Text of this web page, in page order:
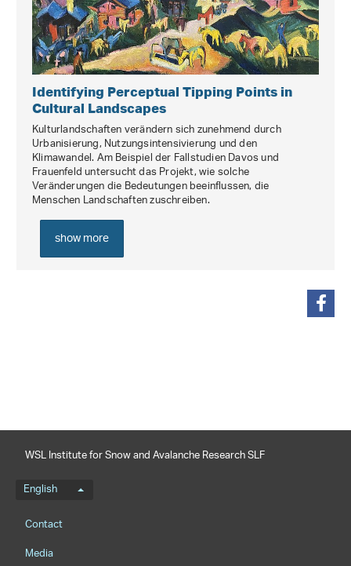
Identifying Perceptual Tipping Points in
Cultural Landscapes
Kulturlandschaften verändern sich zunehmend durch
Urbanisierung, Nutzungsintensivierung und den
Klimawandel. Am Beispiel der Fallstudien Davos und
Frauenfeld untersucht das Projekt, wie solche
Veränderungen die Bedeutungen beeinflussen, die
Menschen Landschaften zuschreiben.
show more
WSL Institute for Snow and Avalanche Research SLF
Language menu
English
Footernavigation
Contact
Media